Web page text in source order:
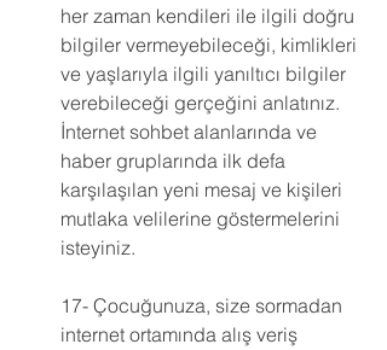
her zaman kendileri ile ilgili doğru
bilgiler vermeyebileceği, kimlikleri
ve yaşlarıyla ilgili yanıltıcı bilgiler
verebileceği gerçeğini anlatınız.
İnternet sohbet alanlarında ve
haber gruplarında ilk defa
karşılaşılan yeni mesaj ve kişileri
mutlaka velilerine göstermelerini
isteyiniz.
17- Çocuğunuza, size sormadan
internet ortamında alış veriş